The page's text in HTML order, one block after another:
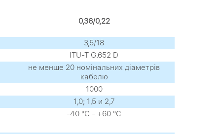
0,36/0,22
3,5/18
ITU-T G.652 D
не менше 20 номінальних діаметрів
кабелю
1000
1,0; 1,5 и 2,7
-40 °С - +60 °С